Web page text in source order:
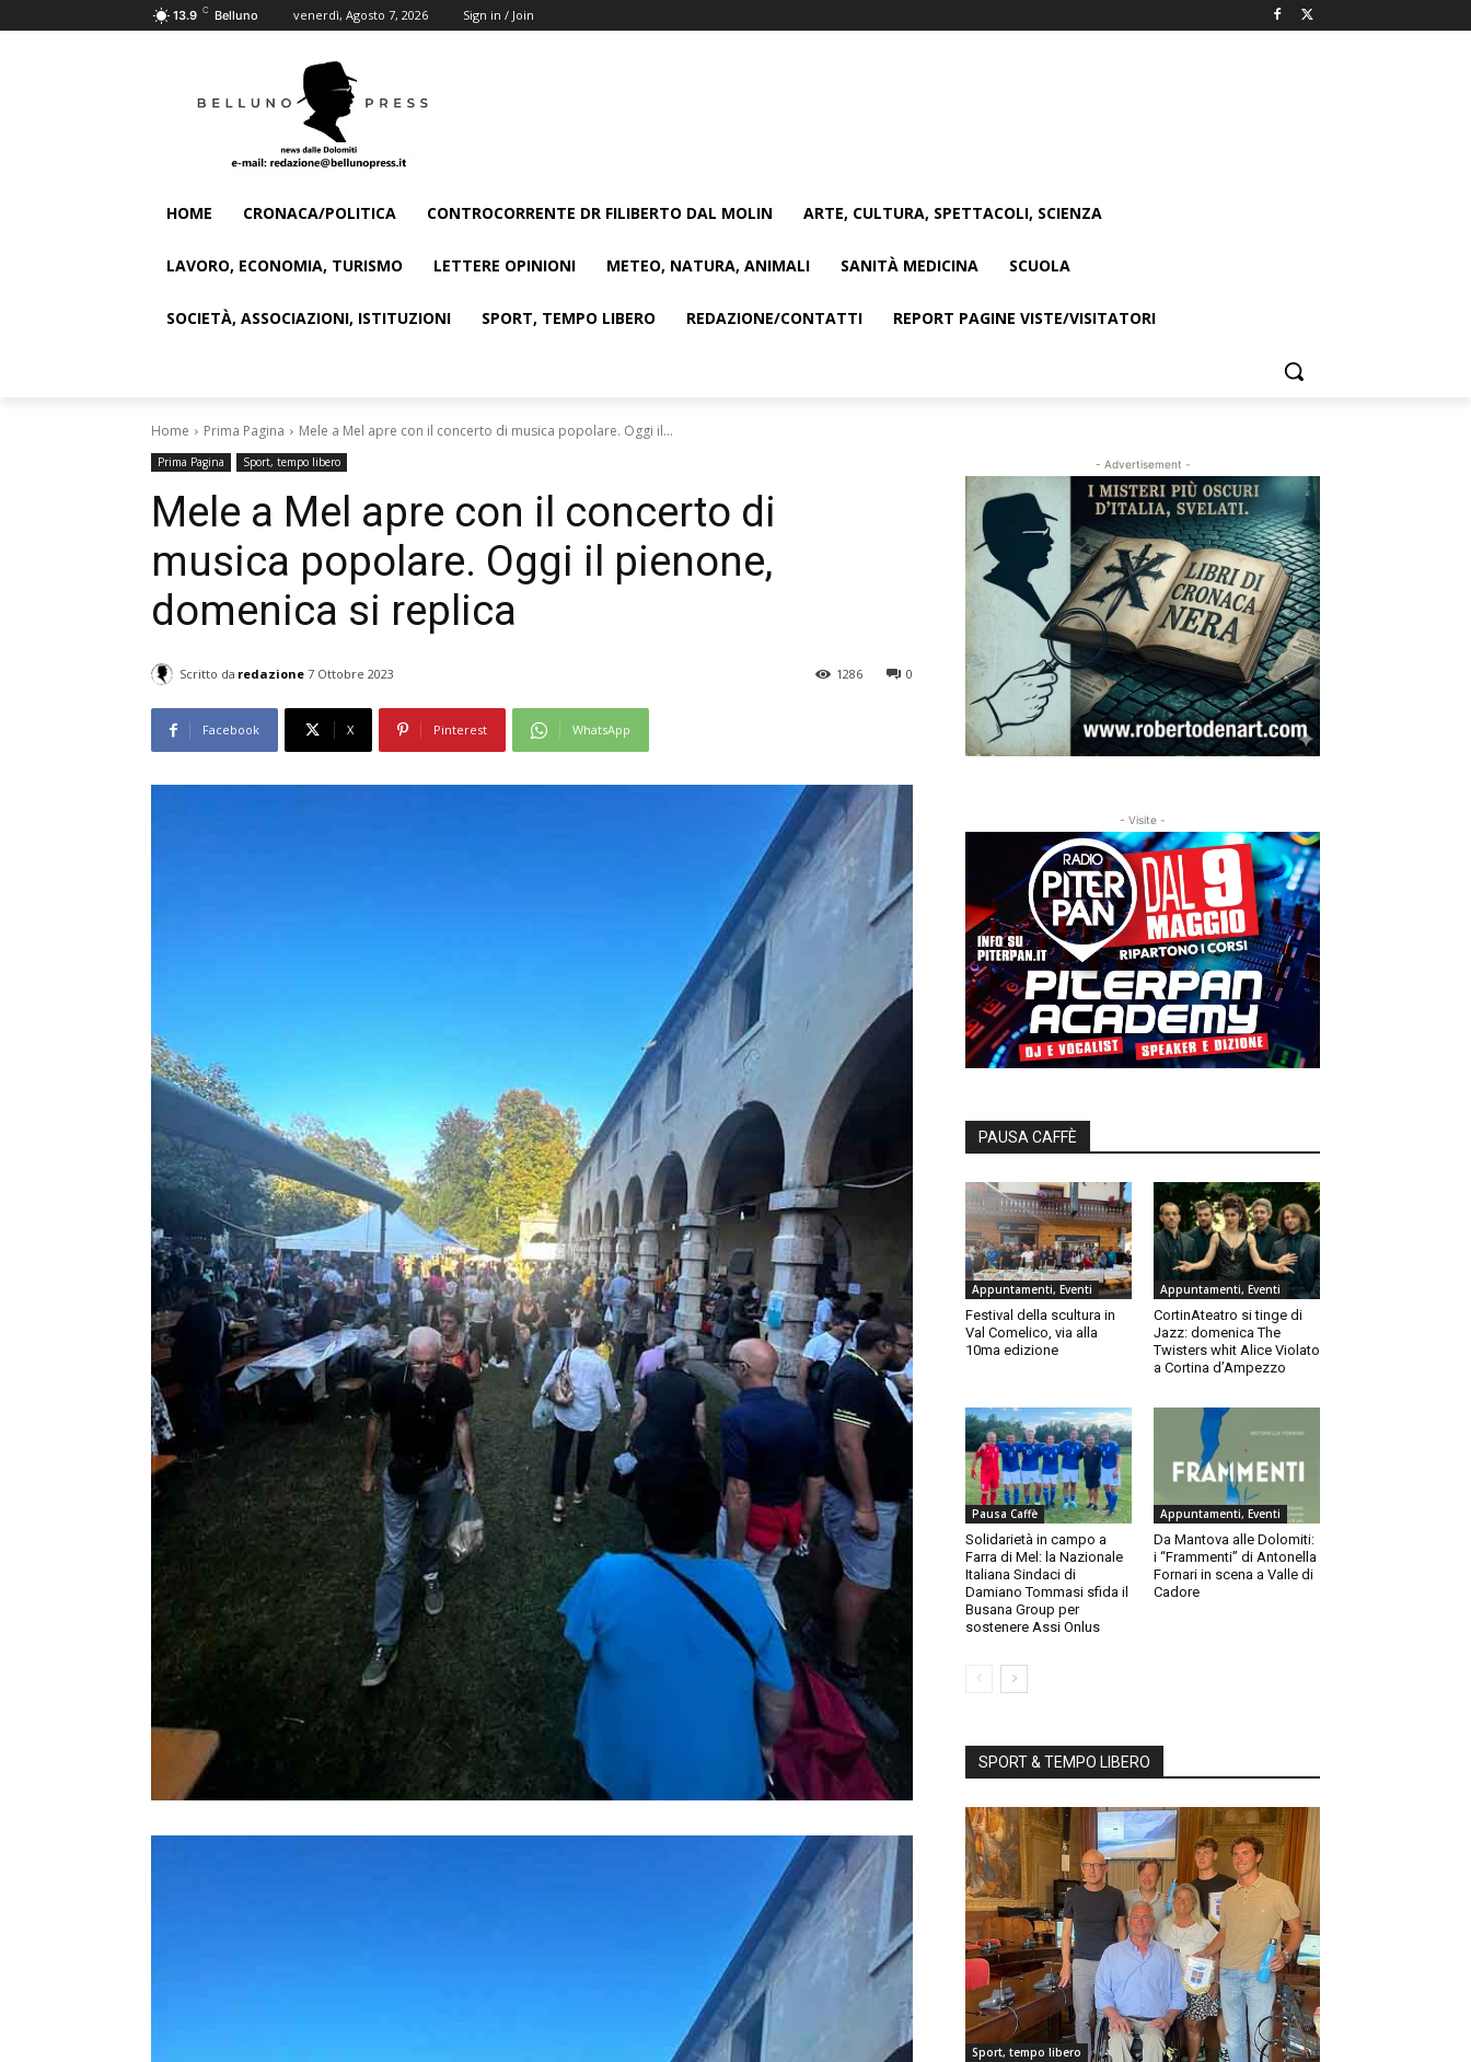
13.9 C Belluno venerdì, Agosto 7, 2026 Sign in / Join
HOME CRONACA/POLITICA CONTROCORRENTE DR FILIBERTO DAL MOLIN ARTE, CULTURA, SPETTACOLI, SCIENZA
LAVORO, ECONOMIA, TURISMO LETTERE OPINIONI METEO, NATURA, ANIMALI SANITÀ MEDICINA SCUOLA
SOCIETÀ, ASSOCIAZIONI, ISTITUZIONI SPORT, TEMPO LIBERO REDAZIONE/CONTATTI REPORT PAGINE VISTE/VISITATORI
Home Prima Pagina Mele a Mel apre con il concerto di musica popolare. Oggi il...
Prima Pagina Sport, tempo libero
Mele a Mel apre con il concerto di
musica popolare. Oggi il pienone,
domenica si replica
Scritto da redazione 7 Ottobre 2023 0
1286
Facebook X Pinterest WhatsApp
- Advertisement -
- Visite -
PAUSA CAFFÈ
Appuntamenti, Eventi
Festival della scultura in
Val Comelico, via alla
10ma edizione
Appuntamenti, Eventi
CortinAteatro si tinge di
Jazz: domenica The
Twisters whit Alice Violato
a Cortina d’Ampezzo
Pausa Caffè
Solidarietà in campo a
Farra di Mel: la Nazionale
Italiana Sindaci di
Damiano Tommasi sfida il
Busana Group per
sostenere Assi Onlus
Appuntamenti, Eventi
Da Mantova alle Dolomiti:
i “Frammenti” di Antonella
Fornari in scena a Valle di
Cadore
SPORT & TEMPO LIBERO
Sport, tempo libero